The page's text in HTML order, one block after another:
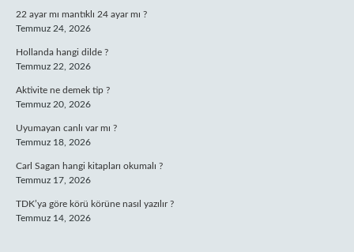
22 ayar mı mantıklı 24 ayar mı ?
Temmuz 24, 2026
Hollanda hangi dilde ?
Temmuz 22, 2026
Aktivite ne demek tip ?
Temmuz 20, 2026
Uyumayan canlı var mı ?
Temmuz 18, 2026
Carl Sagan hangi kitapları okumalı ?
Temmuz 17, 2026
TDK’ya göre körü körüne nasıl yazılır ?
Temmuz 14, 2026